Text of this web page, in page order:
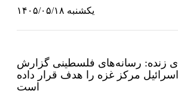
یکشنبه ۱۴۰۵/۰۵/۱۸
زنده: رسانه‌های فلسطینی گزارش
اسرائیل مرکز غزه را هدف قرار داده
است